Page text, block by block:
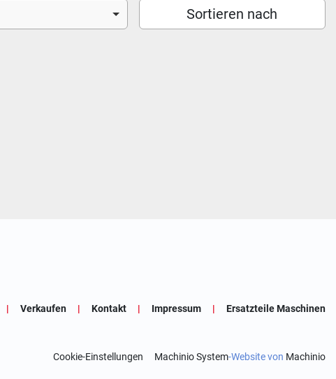
Sortieren nach
Verkaufen Kontakt Impressum Ersatzteile Maschinen
Cookie-Einstellungen Machinio System-Website von Machinio